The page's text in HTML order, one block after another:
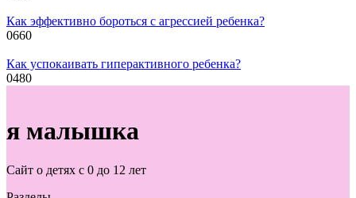
Как эффективно бороться с агрессией ребенка?
0660
Как успокаивать гиперактивного ребенка?
0480
я малышка
Сайт о детях с 0 до 12 лет